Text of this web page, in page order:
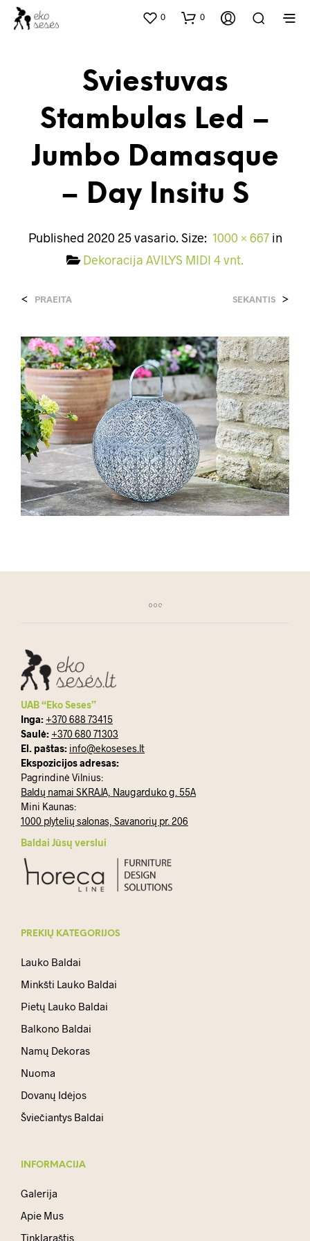
0 0
Sviestuvas
Stambulas Led –
Jumbo Damasque
– Day Insitu S
Published 2020 25 vasario. Size: 1000 × 667in
Dekoracija AVILYS MIDI 4 vnt.
< PRAEITA SEKANTIS >
UAB “Eko Seses”
Inga: +370 688 73415
Saulė: +370 680 71303
El. paštas: info@ekoseses.lt
Ekspozicijos adresas:
Pagrindinė Vilnius:
Baldų namai SKRAJA, Naugarduko g. 55A
Mini Kaunas:
1000 plytelių salonas, Savanorių pr. 206
Baldai Jūsų verslui
PREKIŲ KATEGORIJOS
Lauko Baldai
Minkšti Lauko Baldai
Pietų Lauko Baldai
Balkono Baldai
Namų Dekoras
Nuoma
Dovanų Idėjos
Šviečiantys Baldai
INFORMACIJA
Galerija
Apie Mus
Tinklaraštis